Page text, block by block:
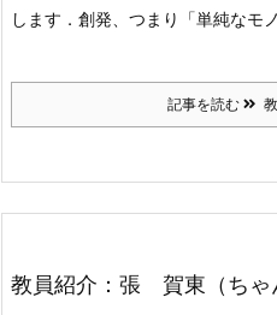
します．創発、つまり「単純なモ
記事を読む
教員紹介：張 賀東（ちゃ